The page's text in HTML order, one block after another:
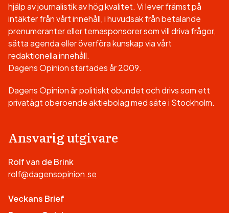
hjälp av journalistik av hög kvalitet. Vi lever främst på
intäkter från vårt innehåll, i huvudsak från betalande
prenumeranter eller temasponsorer som vill driva frågor,
sätta agenda eller överföra kunskap via vårt
redaktionella innehåll.
Dagens Opinion startades år 2009.
Dagens Opinion är politiskt obundet och drivs som ett
privatägt oberoende aktiebolag med säte i Stockholm.
Ansvarig utgivare
Rolf van de Brink
rolf@dagensopinion.se
Veckans Brief